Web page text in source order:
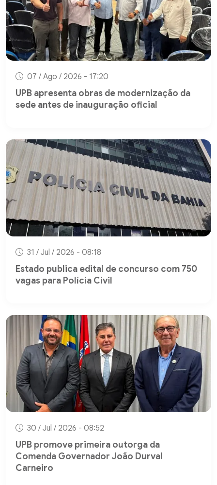
07 / Ago / 2026 - 17:20
UPB apresenta obras de modernização da
sede antes de inauguração oficial
31 / Jul / 2026 - 08:18
Estado publica edital de concurso com 750
vagas para Polícia Civil
30 / Jul / 2026 - 08:52
UPB promove primeira outorga da
Comenda Governador João Durval
Carneiro